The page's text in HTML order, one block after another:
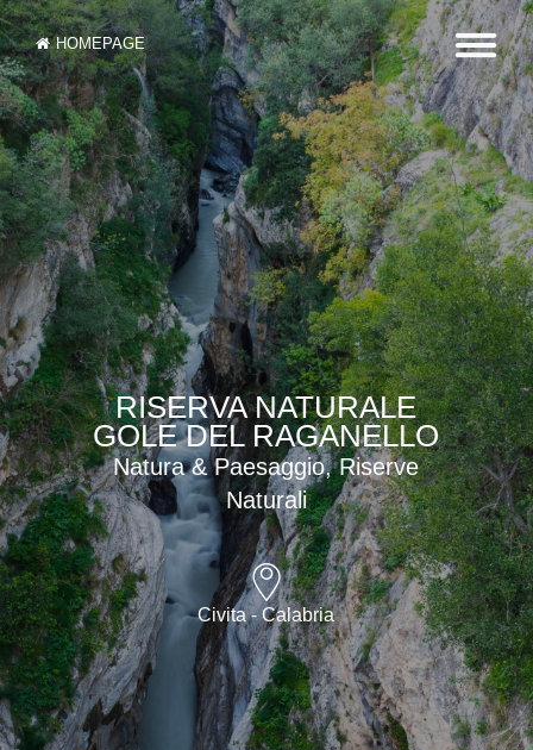
HOMEPAGE
RISERVA NATURALE
GOLE DEL RAGANELLO
Natura & Paesaggio, Riserve
Naturali
Civita - Calabria